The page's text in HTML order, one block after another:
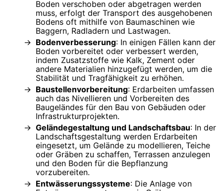
Boden verschoben oder abgetragen werden
muss, erfolgt der Transport des ausgehobenen
Bodens oft mithilfe von Baumaschinen wie
Baggern, Radladern und Lastwagen.
Bodenverbesserung: In einigen Fällen kann der
Boden vorbereitet oder verbessert werden,
indem Zusatzstoffe wie Kalk, Zement oder
andere Materialien hinzugefügt werden, um die
Stabilität und Tragfähigkeit zu erhöhen.
Baustellenvorbereitung: Erdarbeiten umfassen
auch das Nivellieren und Vorbereiten des
Baugeländes für den Bau von Gebäuden oder
Infrastrukturprojekten.
Geländegestaltung und Landschaftsbau: In der
Landschaftsgestaltung werden Erdarbeiten
eingesetzt, um Gelände zu modellieren, Teiche
oder Gräben zu schaffen, Terrassen anzulegen
und den Boden für die Bepflanzung
vorzubereiten.
Entwässerungssysteme: Die Anlage von